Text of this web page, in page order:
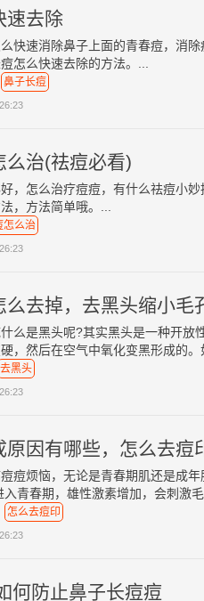
速去除
快速消除鼻子上面的青春痘，消
怎么快速去除的方法。...
鼻子长痘
么治(祛痘必看)
，怎么治疗痘痘，有什么祛痘小
，方法简单哦。...
怎么治
么去掉，去黑头缩小毛
么是黑头呢?其实黑头是一种开放
，然后在空气中氧化变黑形成的。
去黑头
原因有哪些，怎么去痘
痘烦恼，无论是青春期肌还是成
青春期，雄性激素增加，会刺激毛
怎么去痘印
何防止鼻子长痘痘